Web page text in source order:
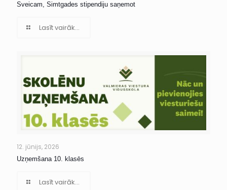
Sveicam, Simtgades stipendiju saņemot
Lasīt vairāk...
12. jūnijs, 2026
Uzņemšana 10. klasēs
Lasīt vairāk...